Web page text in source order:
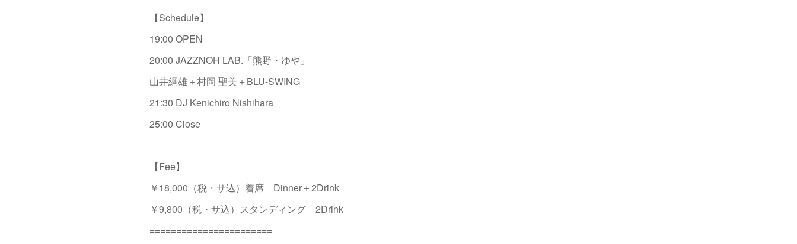
【Schedule】
19:00 OPEN
20:00 JAZZNOH LAB.「熊野・ゆや」
山井綱雄＋村岡 聖美＋BLU-SWING
21:30 DJ Kenichiro Nishihara
25:00 Close
【Fee】
￥18,000（税・サ込）着席 Dinner＋2Drink
￥9,800（税・サ込）スタンディング 2Drink
=======================